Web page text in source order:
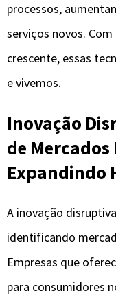
processos,
serviços novos.
crescente, essas
e vivemos.
Inovação
de Mercados
Expandindo
A inovação
identificando
Empresas que
para consumidores